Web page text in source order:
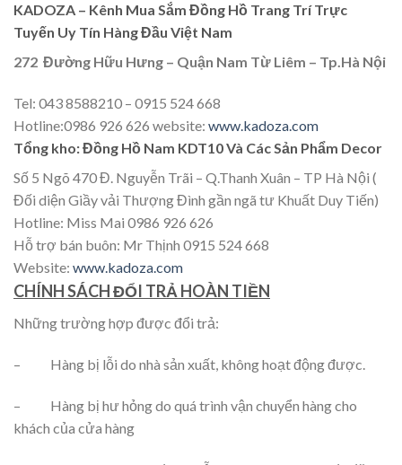
KADOZA – Kênh Mua Sắm Đồng Hồ Trang Trí Trực
Tuyến Uy Tín Hàng Đầu Việt Nam
272 Đường Hữu Hưng – Quận Nam Từ Liêm – Tp.Hà Nội
Tel: 043 8588210 – 0915 524 668
Hotline:0986 926 626 website: www.kadoza.com
Tổng kho: Đồng Hồ Nam KDT10 Và Các Sản Phẩm Decor
Số 5 Ngõ 470 Đ. Nguyễn Trãi – Q.Thanh Xuân – TP Hà Nội (
Đối diện Giầy vải Thượng Đình gần ngã tư Khuất Duy Tiến)
Hotline: Miss Mai 0986 926 626
Hỗ trợ bán buôn: Mr Thịnh 0915 524 668
Website: www.kadoza.com
CHÍNH SÁCH ĐỔI TRẢ HOÀN TIỀN
Những trường hợp được đổi trả:
– Hàng bị lỗi do nhà sản xuất, không hoạt động được.
– Hàng bị hư hỏng do quá trình vận chuyển hàng cho
khách của cửa hàng